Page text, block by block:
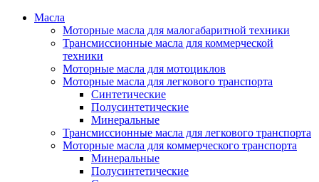
Масла
Моторные масла для малогабаритной техники
Трансмиссионные масла для коммерческой
техники
Моторные масла для мотоциклов
Моторные масла для легкового транспорта
Синтетические
Полусинтетические
Минеральные
Трансмиссионные масла для легкового транспорта
Моторные масла для коммерческого транспорта
Минеральные
Полусинтетические